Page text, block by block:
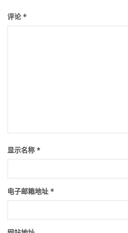
评论*
显示名称 *
电子邮箱地址 *